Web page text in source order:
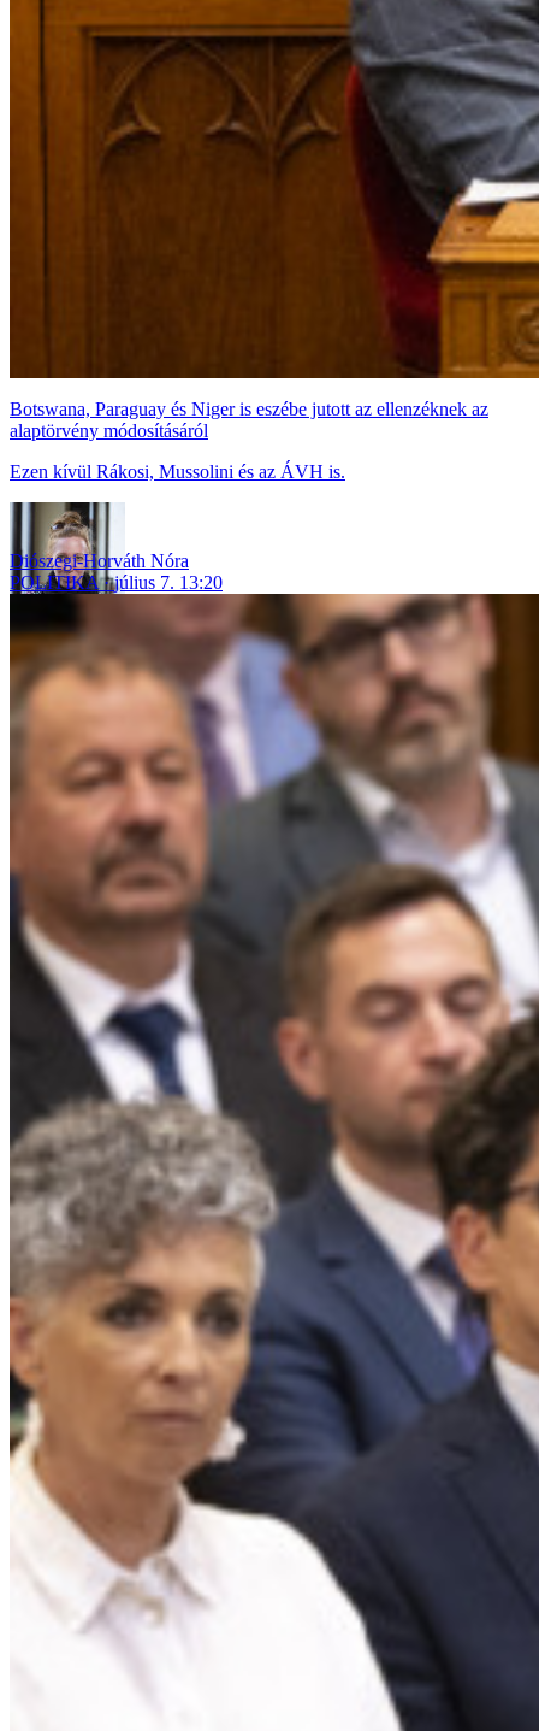
Botswana, Paraguay és Niger is eszébe jutott az ellenzéknek az
alaptörvény módosításáról
Ezen kívül Rákosi, Mussolini és az ÁVH is.
Diószegi-Horváth Nóra
POLITIKA
július 7. 13:20